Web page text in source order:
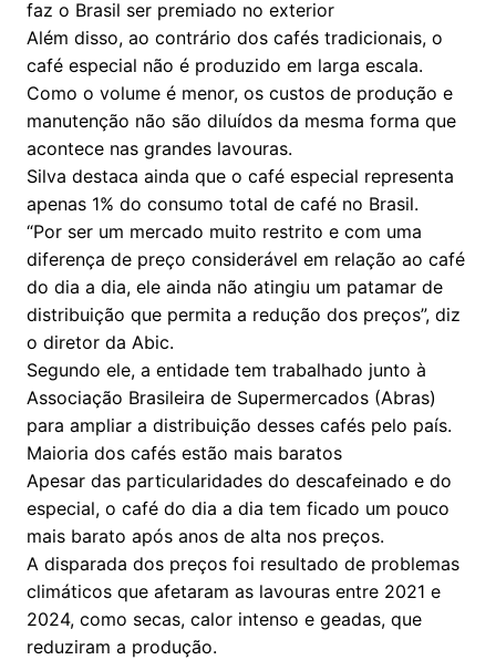
faz o Brasil ser premiado no exterior
Além disso, ao contrário dos cafés tradicionais, o
café especial não é produzido em larga escala.
Como o volume é menor, os custos de produção e
manutenção não são diluídos da mesma forma que
acontece nas grandes lavouras.
Silva destaca ainda que o café especial representa
apenas 1% do consumo total de café no Brasil.
“Por ser um mercado muito restrito e com uma
diferença de preço considerável em relação ao café
do dia a dia, ele ainda não atingiu um patamar de
distribuição que permita a redução dos preços”, diz
o diretor da Abic.
Segundo ele, a entidade tem trabalhado junto à
Associação Brasileira de Supermercados (Abras)
para ampliar a distribuição desses cafés pelo país.
Maioria dos cafés estão mais baratos
Apesar das particularidades do descafeinado e do
especial, o café do dia a dia tem ficado um pouco
mais barato após anos de alta nos preços.
A disparada dos preços foi resultado de problemas
climáticos que afetaram as lavouras entre 2021 e
2024, como secas, calor intenso e geadas, que
reduziram a produção.